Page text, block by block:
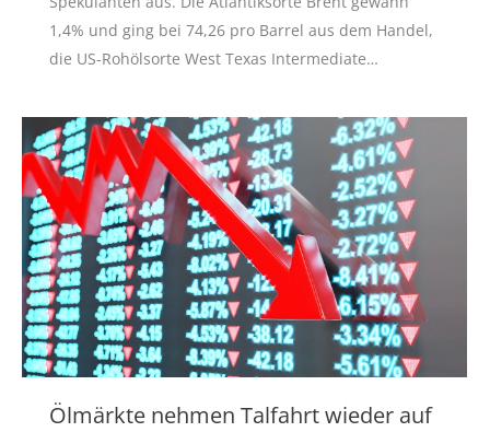
1,4% und ging bei 74,26 pro Barrel aus dem Handel,
die US-Rohölsorte West Texas Intermediate…
Ölmärkte nehmen Talfahrt wieder auf